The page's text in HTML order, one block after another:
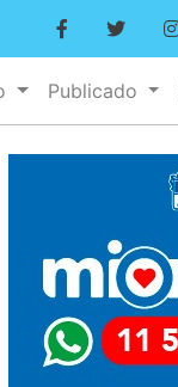
Publicado